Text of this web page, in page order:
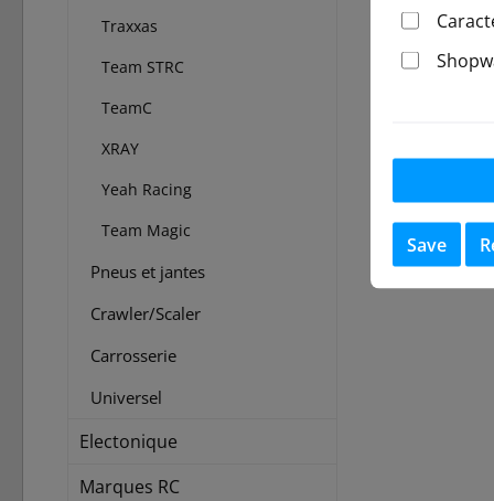
Traxxas
Team STRC
TeamC
XRAY
Yeah Racing
Team Magic
Pneus et jantes
Crawler/Scaler
Carrosserie
Universel
Electonique
Marques RC
Save